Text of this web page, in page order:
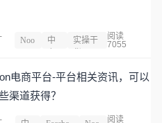
Noo
中
实操干
阅读
7055
电商平台-平台相关资讯，可以
渠道获得？
阅读